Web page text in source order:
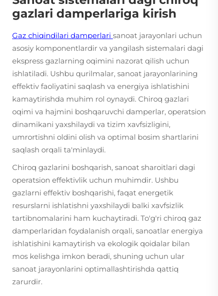
gazlari damperlariga kirish
Gaz chiqindilari damperlari sanoat jarayonlari uchun
asosiy komponentlardir va yangilash sistemalari dagi
ekspress gazlarning oqimini nazorat qilish uchun
ishlatiladi. Ushbu qurilmalar, sanoat jarayonlarining
effektiv faoliyatini saqlash va energiya ishlatishini
kamaytirishda muhim rol oynaydi. Chiroq gazlari
oqimi va hajmini boshqaruvchi damperlar, operatsion
dinamikani yaxshilaydi va tizim xavfsizligini,
umrortishni oldini olish va optimal bosim shartlarini
saqlash orqali ta'minlaydi.
Chiroq gazlarini boshqarish, sanoat sharoitlari dagi
operatsion effektivlik uchun muhimdir. Ushbu
gazlarni effektiv boshqarishi, faqat energetik
resurslarni ishlatishni yaxshilaydi balki xavfsizlik
tartibnomalarini ham kuchaytiradi. To'g'ri chiroq gaz
damperlaridan foydalanish orqali, sanoatlar energiya
ishlatishini kamaytirish va ekologik qoidalar bilan
mos kelishga imkon beradi, shuning uchun ular
sanoat jarayonlarini optimallashtirishda qattiq
zarurdir.